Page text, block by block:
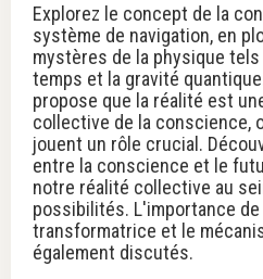
Explorez le concept de la
système de navigation, en
mystères de la physique
temps et la gravité
propose que la réalité est
collective de la conscience,
jouent un rôle crucial.
entre la conscience et le
notre réalité collective au
possibilités. L'importance
transformatrice et le
également discutés.